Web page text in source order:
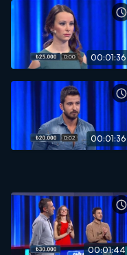
00:01:36
00:01:36
00:01:44